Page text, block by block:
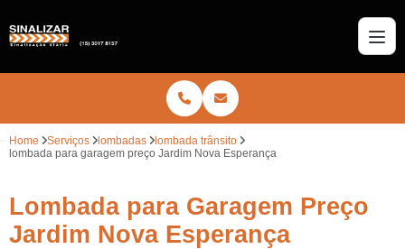
Home Serviços lombadas
lombada trânsito
lombada para garagem preço Jardim Nova Esperança
Lombada para Garagem Preço
Jardim Nova Esperança